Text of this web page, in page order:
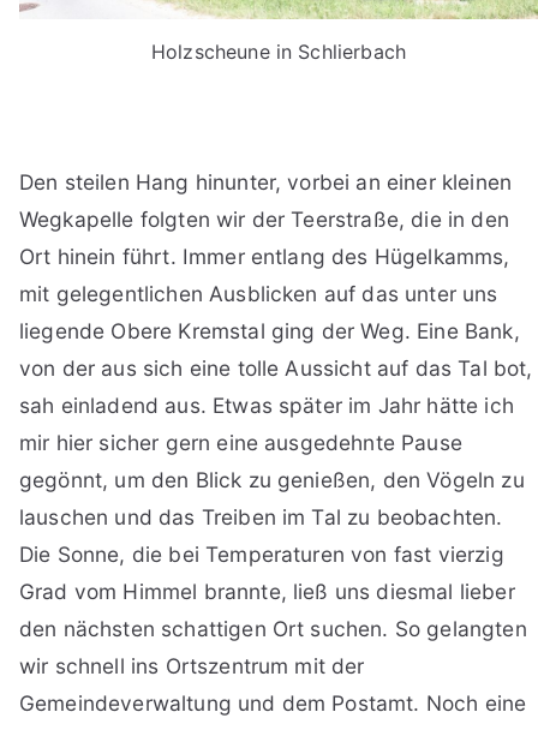
Holzscheune in Schlierbach
Den steilen Hang hinunter, vorbei an einer kleinen
Wegkapelle folgten wir der Teerstraße, die in den
Ort hinein führt. Immer entlang des Hügelkamms,
mit gelegentlichen Ausblicken auf das unter uns
liegende Obere Kremstal ging der Weg. Eine Bank,
von der aus sich eine tolle Aussicht auf das Tal bot,
sah einladend aus. Etwas später im Jahr hätte ich
mir hier sicher gern eine ausgedehnte Pause
gegönnt, um den Blick zu genießen, den Vögeln zu
lauschen und das Treiben im Tal zu beobachten.
Die Sonne, die bei Temperaturen von fast vierzig
Grad vom Himmel brannte, ließ uns diesmal lieber
den nächsten schattigen Ort suchen. So gelangten
wir schnell ins Ortszentrum mit der
Gemeindeverwaltung und dem Postamt. Noch eine